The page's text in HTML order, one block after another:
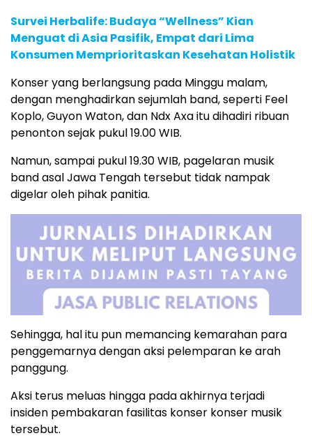
Survei Herbalife: Budaya “Wellness” Kian
Menguat di Asia Pasifik, Empat dari Lima
Konsumen Memprioritaskan Kesehatan Holistik
Konser yang berlangsung pada Minggu malam,
dengan menghadirkan sejumlah band, seperti Feel
Koplo, Guyon Waton, dan Ndx Axa itu dihadiri ribuan
penonton sejak pukul 19.00 WIB.
Namun, sampai pukul 19.30 WIB, pagelaran musik
band asal Jawa Tengah tersebut tidak nampak
digelar oleh pihak panitia.
Sehingga, hal itu pun memancing kemarahan para
penggemarnya dengan aksi pelemparan ke arah
panggung.
Aksi terus meluas hingga pada akhirnya terjadi
insiden pembakaran fasilitas konser konser musik
tersebut.